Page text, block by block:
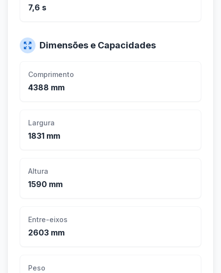
7,6 s
Dimensões e Capacidades
Comprimento
4388 mm
Largura
1831 mm
Altura
1590 mm
Entre-eixos
2603 mm
Peso